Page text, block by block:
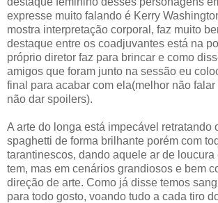
expresse muito falando é Kerry
mostra interpretação corporal, faz muito
destaque entre os coadjuvantes está na
próprio diretor faz para brincar e como
amigos que foram junto na sessão eu
final para acabar com ela(melhor não
não dar spoilers).
A arte do longa está impecável retratando
spaghetti de forma brilhante porém com
tarantinescos, dando aquele ar de loucura
tem, mas em cenários grandiosos e bem
direção de arte. Como já disse temos
para todo gosto, voando tudo a cada tiro